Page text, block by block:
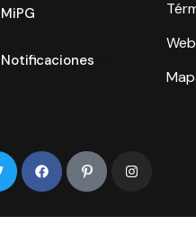
MiPG
Notificaciones